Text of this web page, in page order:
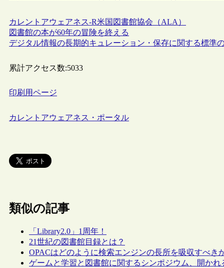
カレントアウェアネス-R米国図書館協会（ALA）
図書館の本が60年の冒険を終える
デジタル情報の長期的キュレーション・保存に関する標準
累計アクセス数:5033
印刷用ページ
カレントアウェアネス・ポータル
類似の記事
「Library2.0」1周年！
21世紀の図書館目録とは？
OPACはどのように検索エンジンの長所を吸収すべき
ゲームと学習と図書館に関するシンポジウム、開かれ